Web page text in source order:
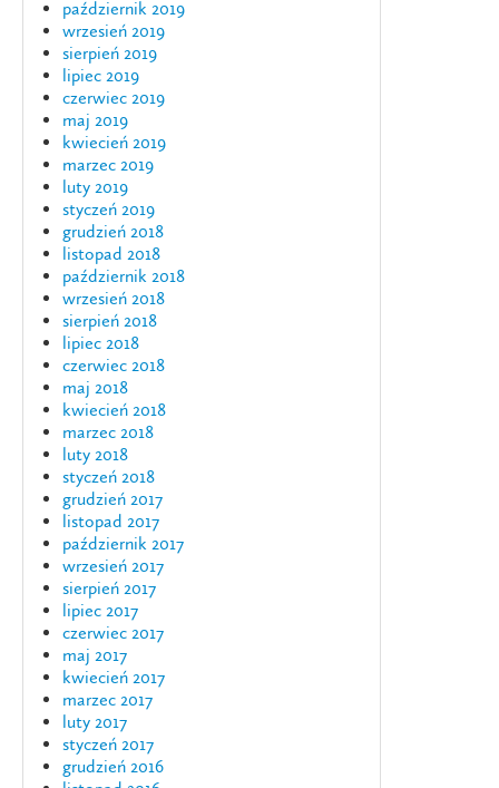
październik 2019
wrzesień 2019
sierpień 2019
lipiec 2019
czerwiec 2019
maj 2019
kwiecień 2019
marzec 2019
luty 2019
styczeń 2019
grudzień 2018
listopad 2018
październik 2018
wrzesień 2018
sierpień 2018
lipiec 2018
czerwiec 2018
maj 2018
kwiecień 2018
marzec 2018
luty 2018
styczeń 2018
grudzień 2017
listopad 2017
październik 2017
wrzesień 2017
sierpień 2017
lipiec 2017
czerwiec 2017
maj 2017
kwiecień 2017
marzec 2017
luty 2017
styczeń 2017
grudzień 2016